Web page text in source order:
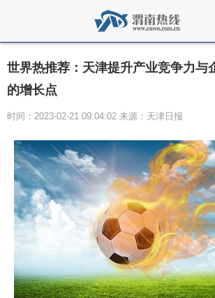
世界热推荐：天津提升产业竞争力与
的增长点
时间：2023-02-21 09:04:02 来源：天津日报